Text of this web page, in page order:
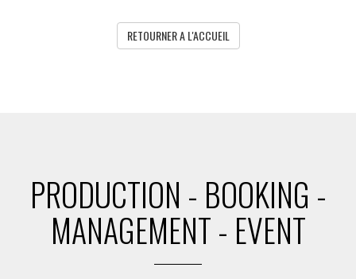
RETOURNER A L'ACCUEIL
PRODUCTION - BOOKING -
MANAGEMENT - EVENT